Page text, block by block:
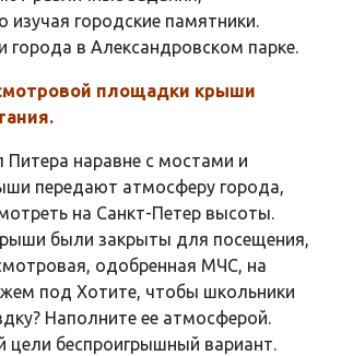
изучая городские памятники.
города в Александровском парке.
площадки крыши
наравне с мостами и
передают атмосферу города,
на Санкт-Петер высоты.
были закрыты для посещения,
одобренная МЧС, на
под Хотите, чтобы школьники
Наполните ее атмосферой.
беспроигрышный вариант.